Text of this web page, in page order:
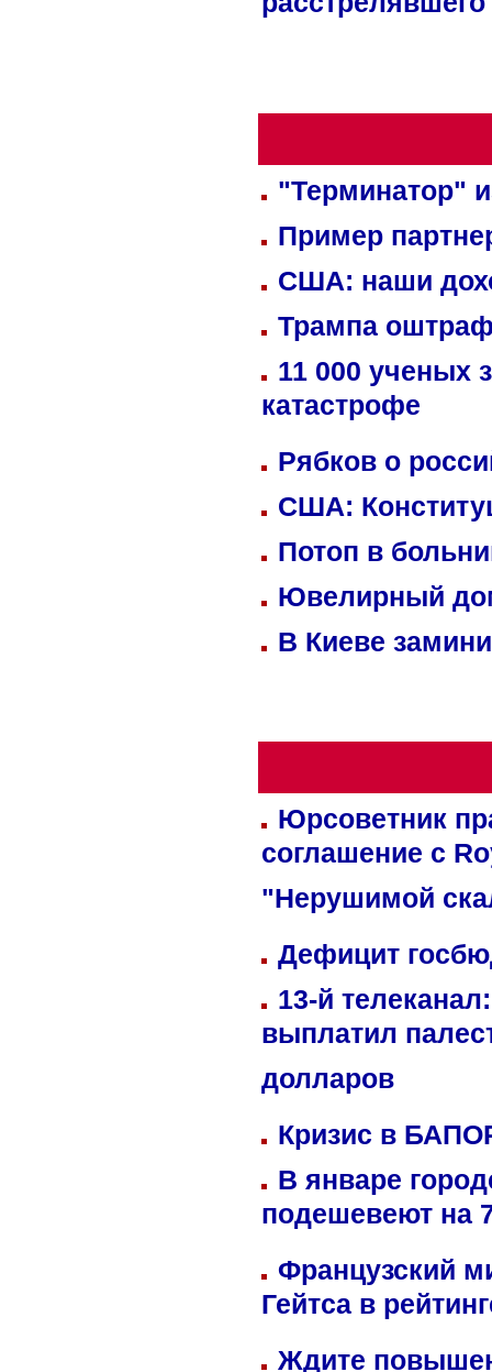
"Терминатор"
Пример
США: наши
Трампа
11 000 ученых
катастрофе
Рябков о
США:
Потоп в
Ювелирный
В Киеве
Юрсоветник
соглашение с
"Нерушимой
Дефицит
13-й
выплатил
долларов
Кризис в
В январе
подешевеют на
Французский
Гейтса в
Ждите